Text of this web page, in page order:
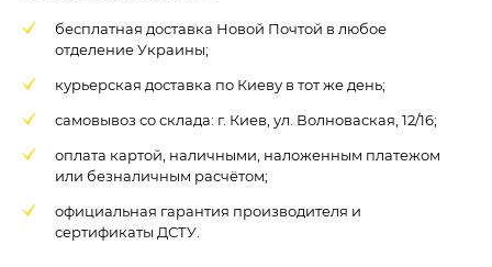
бесплатная доставка Новой Почтой в любое
отделение Украины;
курьерская доставка по Киеву в тот же день;
самовывоз со склада: г. Киев, ул. Волноваская, 12/16;
оплата картой, наличными, наложенным платежом
или безналичным расчётом;
официальная гарантия производителя и
сертификаты ДСТУ.